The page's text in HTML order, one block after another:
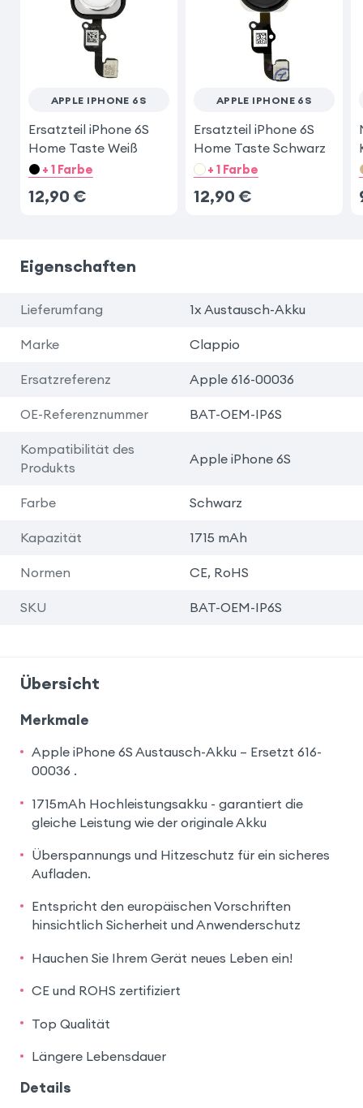
APPLE IPHONE 6S
Ersatzteil iPhone 6S
Home Taste Weiß
+ 1 Farbe
12,90 €
APPLE IPHONE 6S
Ersatzteil iPhone 6S
Home Taste Schwarz
+ 1 Farbe
12,90 €
Eigenschaften
Lieferumfang 1x Austausch-Akku
Marke Clappio
Ersatzreferenz Apple 616-00036
OE-Referenznummer BAT-OEM-IP6S
Kompatibilität des
Produkts
Apple iPhone 6S
Farbe Schwarz
Kapazität 1715 mAh
Normen CE, RoHS
SKU BAT-OEM-IP6S
Übersicht
Merkmale
Apple iPhone 6S Austausch-Akku – Ersetzt 616-
00036 .
1715mAh Hochleistungsakku - garantiert die
gleiche Leistung wie der originale Akku
Überspannungs und Hitzeschutz für ein sicheres
Aufladen.
Entspricht den europäischen Vorschriften
hinsichtlich Sicherheit und Anwenderschutz
Hauchen Sie Ihrem Gerät neues Leben ein!
CE und ROHS zertifiziert
Top Qualität
Längere Lebensdauer
Details